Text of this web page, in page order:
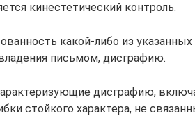
кинестетический контроль.
какой-либо из
письмом, дисграфию.
дисграфию,
стойкого характера, не